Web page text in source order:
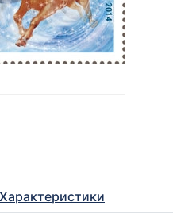
Характеристики